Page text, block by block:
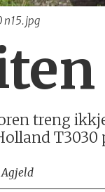
n15.jpg
treng
T3030
Agjeld